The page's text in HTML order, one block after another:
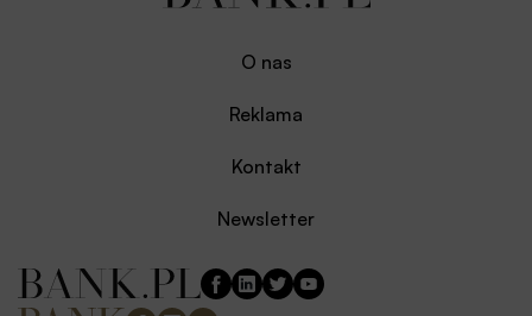
O nas
Reklama
Kontakt
Newsletter